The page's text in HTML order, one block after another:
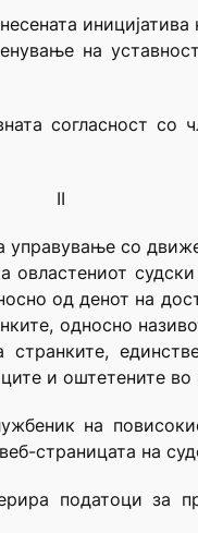
на
согласност со
II
со
овластениот
од денот на
односно
и оштетените во
на
страницата на
податоци за